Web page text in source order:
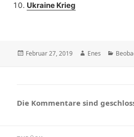
Ukraine Krieg
Veröffentlicht
Februar 27, 2019 Autor
Enes
Die Kommentare sind